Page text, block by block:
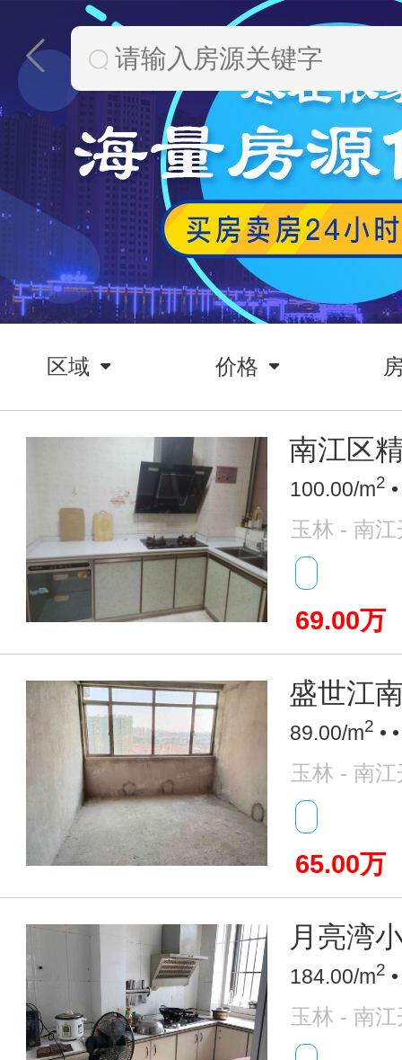
区域 价格
南江区
100.00/m2
玉林 - 南
69.00万
盛世江
89.00/m2 •
玉林 - 南
65.00万
月亮湾
184.00/m2
玉林 - 南